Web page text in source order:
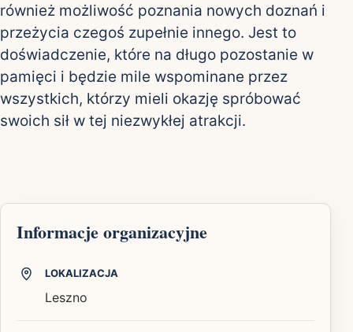
również możliwość poznania nowych doznań i
przeżycia czegoś zupełnie innego. Jest to
doświadczenie, które na długo pozostanie w
pamięci i będzie mile wspominane przez
wszystkich, którzy mieli okazję spróbować
swoich sił w tej niezwykłej atrakcji.
Informacje organizacyjne
LOKALIZACJA
Leszno